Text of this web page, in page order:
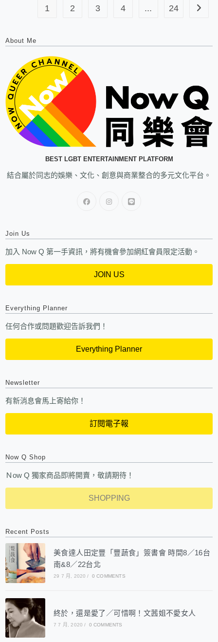
1 2 3 4 ... 24
About Me
BEST LGBT ENTERTAINMENT PLATFORM
結合屬於同志的娛樂、文化、創意與商業整合的多元文化平台。
Join Us
加入 Now Q 第一手資訊，將有機會參加網紅會員限定活動。
JOIN US
Everything Planner
任何合作或問題歡迎告訴我們！
Everything Planner
Newsletter
有新消息會馬上寄給你！
訂閱電子報
Now Q Shop
Ｎow Q 獨家商品即將開賣，敬請期待！
SHOPPING
Recent Posts
美食達人田定豐「豐蔬食」簽書會 時間8／16台
南&8／22台北
29 7 月, 2020 / 0 COMMENTS
終於，還是愛了／可惜啊！文茜姐不愛女人
7 7 月, 2020 / 0 COMMENTS